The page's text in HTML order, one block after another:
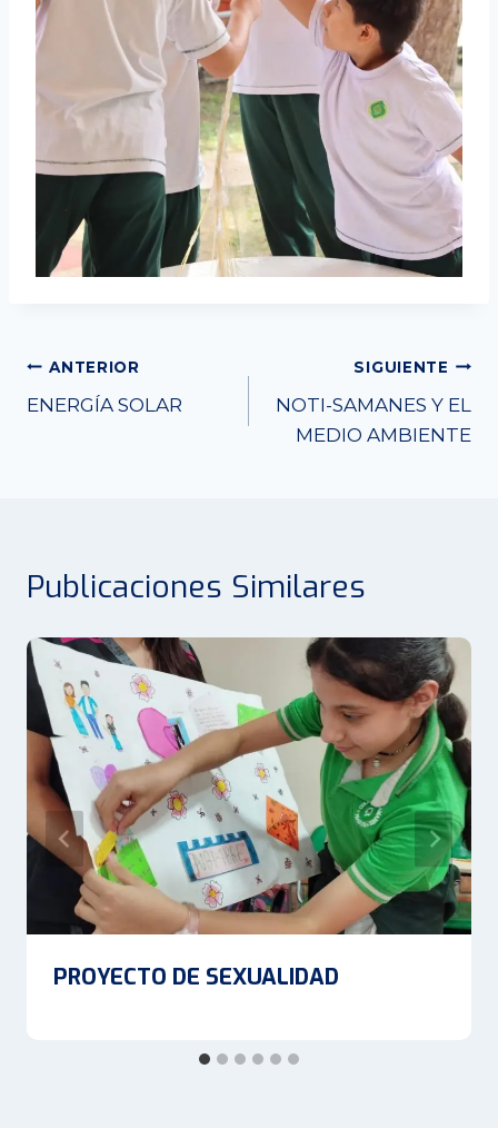
Navegación
de
ANTERIOR
ENERGÍA SOLAR
SIGUIENTE
NOTI-SAMANES Y EL
MEDIO AMBIENTE
Publicaciones Similares
PROYECTO DE SEXUALIDAD